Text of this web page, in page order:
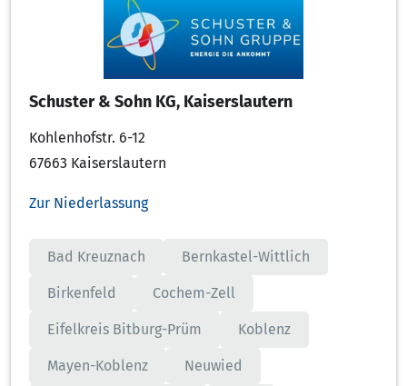
Schuster & Sohn KG, Kaiserslautern
Kohlenhofstr. 6-12
67663 Kaiserslautern
Zur Niederlassung
Bad Kreuznach Bernkastel-Wittlich
Birkenfeld Cochem-Zell
Eifelkreis Bitburg-Prüm Koblenz
Mayen-Koblenz Neuwied